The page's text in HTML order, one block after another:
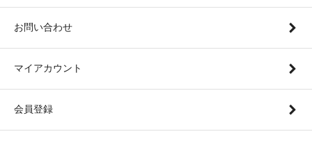
お問い合わせ
マイアカウント
会員登録